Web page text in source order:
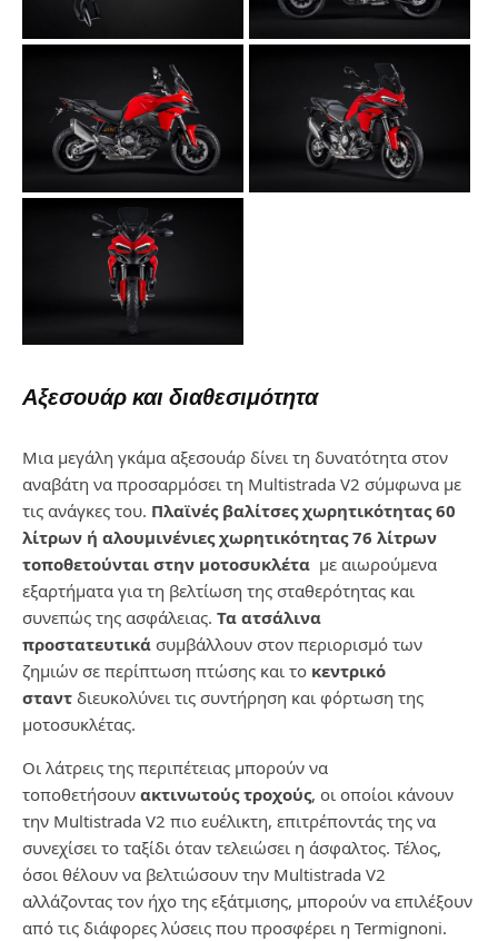
Αξεσουάρ και διαθεσιμότητα
Μια μεγάλη γκάμα αξεσουάρ δίνει τη δυνατότητα στον
αναβάτη να προσαρμόσει τη Multistrada V2 σύμφωνα με
τις ανάγκες του. Πλαϊνές βαλίτσες χωρητικότητας 60
λίτρων ή αλουμινένιες χωρητικότητας 76 λίτρων
τοποθετούνται στην μοτοσυκλέτα με αιωρούμενα
εξαρτήματα για τη βελτίωση της σταθερότητας και
συνεπώς της ασφάλειας. Τα ατσάλινα
προστατευτικά συμβάλλουν στον περιορισμό των
ζημιών σε περίπτωση πτώσης και το κεντρικό
σταντ διευκολύνει τις συντήρηση και φόρτωση της
μοτοσυκλέτας.
Οι λάτρεις της περιπέτειας μπορούν να
τοποθετήσουν ακτινωτούς τροχούς, οι οποίοι κάνουν
την Multistrada V2 πιο ευέλικτη, επιτρέποντάς της να
συνεχίσει το ταξίδι όταν τελειώσει η άσφαλτος. Τέλος,
όσοι θέλουν να βελτιώσουν την Multistrada V2
αλλάζοντας τον ήχο της εξάτμισης, μπορούν να επιλέξουν
από τις διάφορες λύσεις που προσφέρει η Termignoni.